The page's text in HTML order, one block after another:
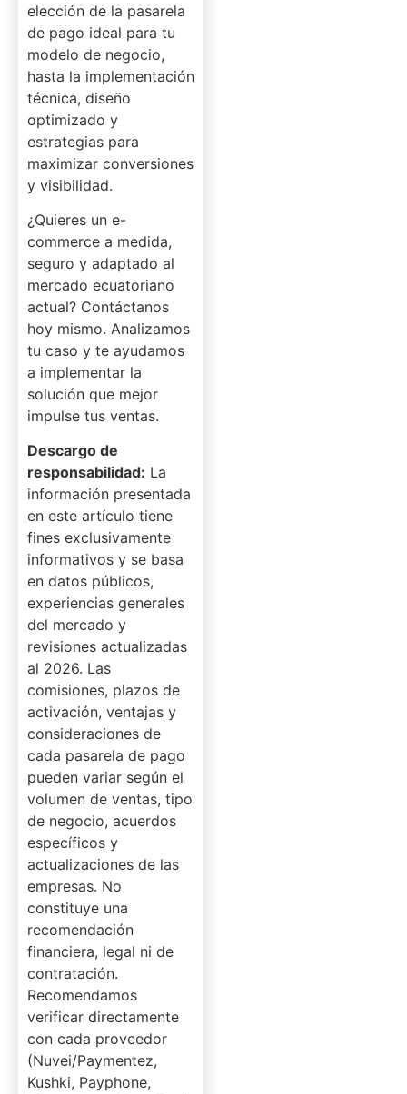
elección de la pasarela
de pago ideal para tu
modelo de negocio,
hasta la implementación
técnica, diseño
optimizado y
estrategias para
maximizar conversiones
y visibilidad.
¿Quieres un e-
commerce a medida,
seguro y adaptado al
mercado ecuatoriano
actual? Contáctanos
hoy mismo. Analizamos
tu caso y te ayudamos
a implementar la
solución que mejor
impulse tus ventas.
Descargo de
responsabilidad: La
información presentada
en este artículo tiene
fines exclusivamente
informativos y se basa
en datos públicos,
experiencias generales
del mercado y
revisiones actualizadas
al 2026. Las
comisiones, plazos de
activación, ventajas y
consideraciones de
cada pasarela de pago
pueden variar según el
volumen de ventas, tipo
de negocio, acuerdos
específicos y
actualizaciones de las
empresas. No
constituye una
recomendación
financiera, legal ni de
contratación.
Recomendamos
verificar directamente
con cada proveedor
(Nuvei/Paymentez,
Kushki, Payphone,